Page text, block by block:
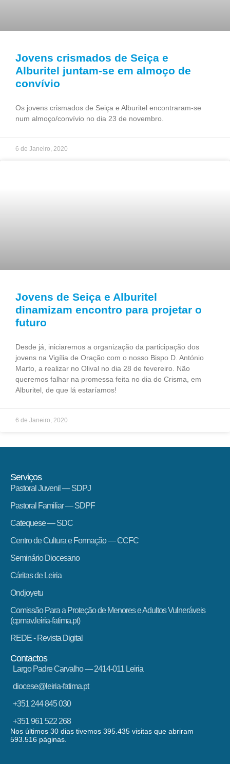
Jovens crismados de Seiça e
Alburitel juntam-se em almoço de
convívio
Os jovens crismados de Seiça e Alburitel encontraram-se
num almoço/convívio no dia 23 de novembro.
6 de Janeiro, 2020
Jovens de Seiça e Alburitel
dinamizam encontro para projetar o
futuro
Desde já, iniciaremos a organização da participação dos
jovens na Vigília de Oração com o nosso Bispo D. António
Marto, a realizar no Olival no dia 28 de fevereiro. Não
queremos falhar na promessa feita no dia do Crisma, em
Alburitel, de que lá estaríamos!
6 de Janeiro, 2020
Serviços
Pastoral Juvenil — SDPJ
Pastoral Familiar — SDPF
Catequese — SDC
Centro de Cultura e Formação — CCFC
Seminário Diocesano
Cáritas de Leiria
Ondjoyetu
Comissão Para a Proteção de Menores e Adultos Vulneráveis
(cpmav.leiria-fatima.pt)
REDE - Revista Digital
Contactos
Largo Padre Carvalho — 2414-011 Leiria
diocese@leiria-fatima.pt
+351 244 845 030
+351 961 522 268
Nos últimos 30 dias tivemos 395.435 visitas que abriram
593.516 páginas.